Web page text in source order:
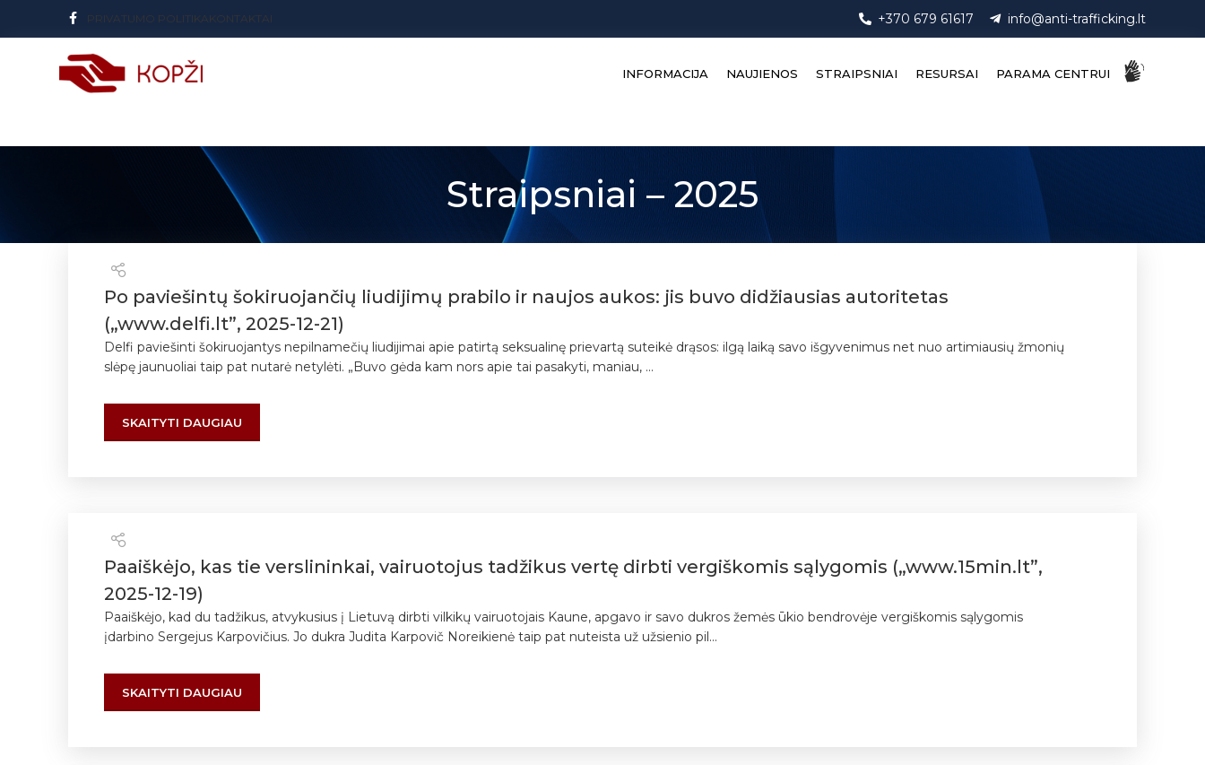
PRIVATUMO POLITIKA KONTAKTAI +370 679 61617 info@anti-trafficking.lt
INFORMACIJA NAUJIENOS STRAIPSNIAI RESURSAI PARAMA CENTRUI
Straipsniai – 2025
Po paviešintų šokiruojančių liudijimų prabilo ir naujos aukos: jis buvo didžiausias autoritetas
(„www.delfi.lt”, 2025-12-21)
Delfi paviešinti šokiruojantys nepilnamečių liudijimai apie patirtą seksualinę prievartą suteikė drąsos: ilgą laiką savo išgyvenimus net nuo artimiausių žmonių
slėpę jaunuoliai taip pat nutarė netylėti. „Buvo gėda kam nors apie tai pasakyti, maniau, ...
SKAITYTI DAUGIAU
Paaiškėjo, kas tie verslininkai, vairuotojus tadžikus vertę dirbti vergiškomis sąlygomis („www.15min.lt”,
2025-12-19)
Paaiškėjo, kad du tadžikus, atvykusius į Lietuvą dirbti vilkikų vairuotojais Kaune, apgavo ir savo dukros žemės ūkio bendrovėje vergiškomis sąlygomis
įdarbino Sergejus Karpovičius. Jo dukra Judita Karpovič Noreikienė taip pat nuteista už užsienio pil...
SKAITYTI DAUGIAU